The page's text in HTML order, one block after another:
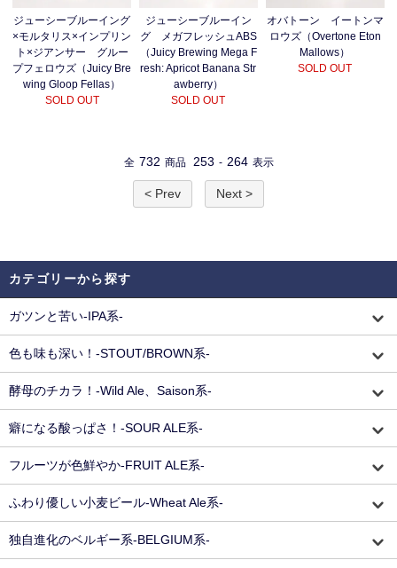
ジューシーブルーイング
×モルタリス×インプリン
ト×ジアンサー グルー
プフェロウズ（Juicy Bre
wing Gloop Fellas）
SOLD OUT
ジューシーブルーイン
グ メガフレッシュABS
（Juicy Brewing Mega F
resh: Apricot Banana Str
awberry）
SOLD OUT
オバトーン イートンマ
ロウズ（Overtone Eton
Mallows）
SOLD OUT
全 732 商品 253 - 264 表示
< Prev Next >
カテゴリーから探す
ガツンと苦い-IPA系-
色も味も深い！-STOUT/BROWN系-
酵母のチカラ！-Wild Ale、Saison系-
癖になる酸っぱさ！-SOUR ALE系-
フルーツが色鮮やか-FRUIT ALE系-
ふわり優しい小麦ビール-Wheat Ale系-
独自進化のベルギー系-BELGIUM系-